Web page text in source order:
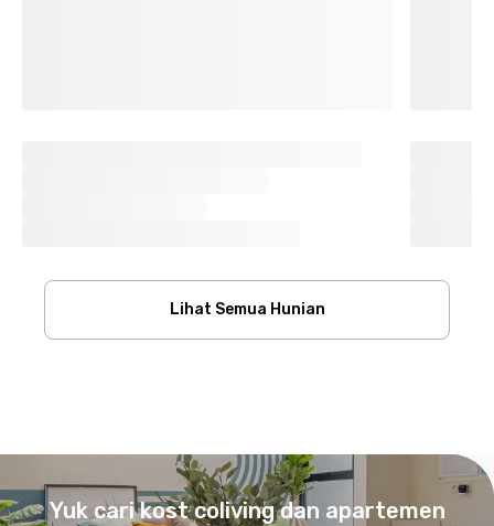
Lihat Semua Hunian
Yuk cari kost coliving dan apartemen